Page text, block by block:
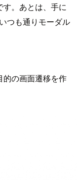
。あとは、手に
つも通りモーダル
の画面遷移を作